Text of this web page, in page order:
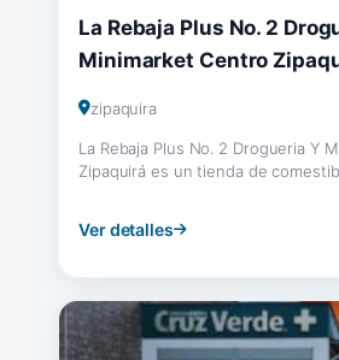
La Rebaja Plus No. 2
Minimarket Centro
zipaquira
La Rebaja Plus No. 2 Drogueria Y
Zipaquirá es un tienda de
Ver detalles